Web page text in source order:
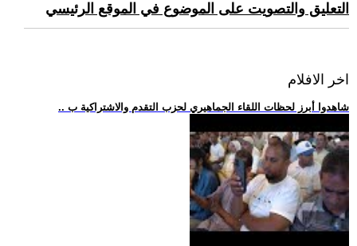
التعليق والتصويت على الموضوع في الموقع الرئيسي
اخر الافلام
.. شاهدوا أبرز لحظات اللقاء الجماهيري لحزب التقدم والاشتراكية ب